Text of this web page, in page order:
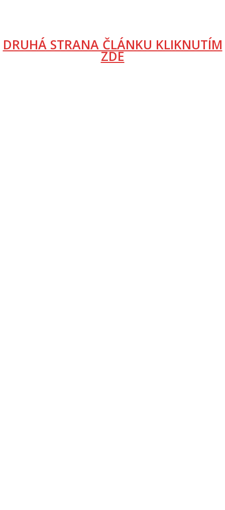
DRUHÁ STRANA ČLÁNKU KLIKNUTÍM
ZDE